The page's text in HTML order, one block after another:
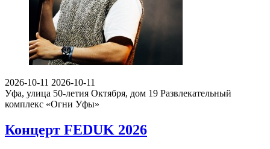
2026-10-11 2026-10-11
Уфа, улица 50-летия Октября, дом 19 Развлекательный
комплекс «Огни Уфы»
Концерт FEDUK 2026